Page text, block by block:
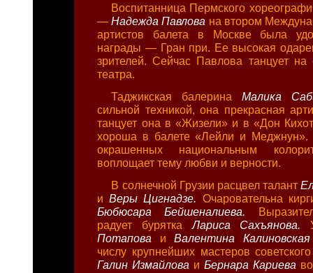
Воспитанница Пермского
— Надежда Павлова на втором
артистов балета в Москве была
награды — Гран при. Ее высокая
зрителей. Сейчас Павлова танцует
театра.
Таджикская балерина Малика
сильной техникой, она прекрасная
танцует она в «Жизели» и в «Дон
хороша в балете «Лейли и Меджнун».
окрашенных национальным
воплощает тему любви и верности.
В солнечной Грузии расцвел талант
иВеры Цигнадзе. Очаровательна
Бюбюсара Бейшеналиева.
радует буряткаЛариса Сахъянова.
Потапова иВалентина
числу крупнейших мастеров
Галин Измайлова иБернара Кариева